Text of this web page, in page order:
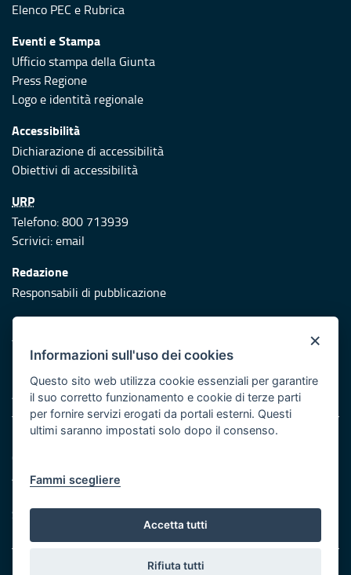
Elenco PEC e Rubrica
Eventi e Stampa
Ufficio stampa della Giunta
Press Regione
Logo e identità regionale
Accessibilità
Dichiarazione di accessibilità
Obiettivi di accessibilità
URP
Telefono: 800 713939
Scrivici:email
Redazione
Responsabili di pubblicazione
Protezione civile
Vai al sito di Protezione Civile Puglia
Iniziativa finanziata con risorse del POR Puglia 2014/2020 -
Asse XI
Note legali
Cookie e privacy
Atti di notifica
Servizi Intranet
© Regione Puglia
×
Informazioni sull'uso dei cookies
Questo sito web utilizza cookie essenziali per garantire
il suo corretto funzionamento e cookie di terze parti
per fornire servizi erogati da portali esterni. Questi
ultimi saranno impostati solo dopo il consenso.
Fammi scegliere
Accetta tutti
Rifiuta tutti